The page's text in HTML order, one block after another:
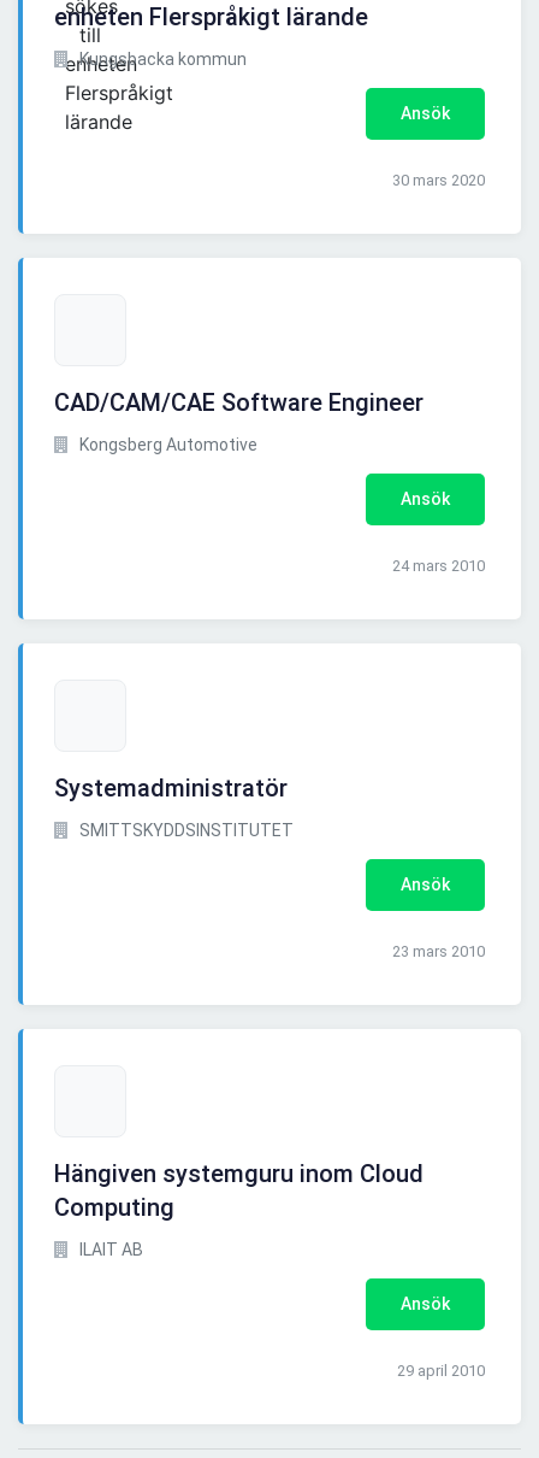
enheten Flerspråkigt lärande
Kungsbacka kommun
Ansök
30 mars 2020
CAD/CAM/CAE Software Engineer
Kongsberg Automotive
Ansök
24 mars 2010
Systemadministratör
SMITTSKYDDSINSTITUTET
Ansök
23 mars 2010
Hängiven systemguru inom Cloud
Computing
ILAIT AB
Ansök
29 april 2010